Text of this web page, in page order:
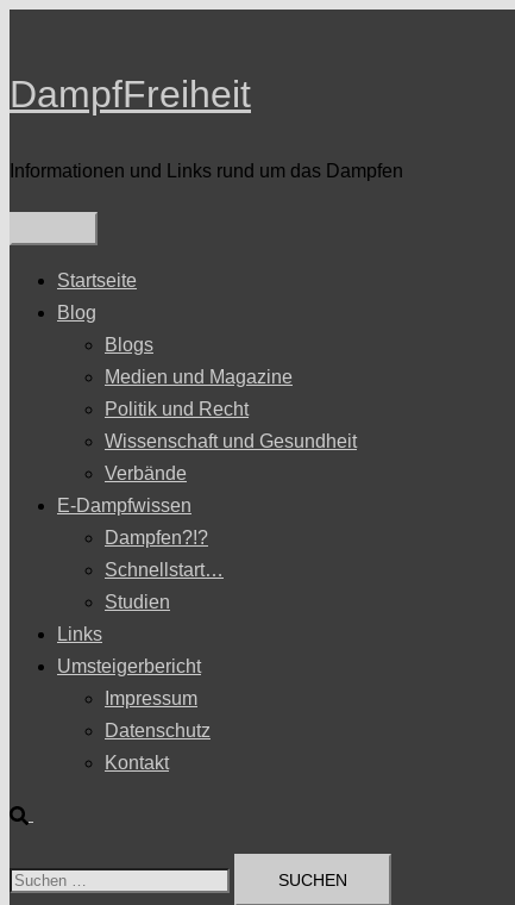
springen
DampfFreiheit
Informationen und Links rund um das Dampfen
Startseite
Blog
Blogs
Medien und Magazine
Politik und Recht
Wissenschaft und Gesundheit
Verbände
E-Dampfwissen
Dampfen?!?
Schnellstart…
Studien
Links
Umsteigerbericht
Impressum
Datenschutz
Kontakt
Suche
Suchen